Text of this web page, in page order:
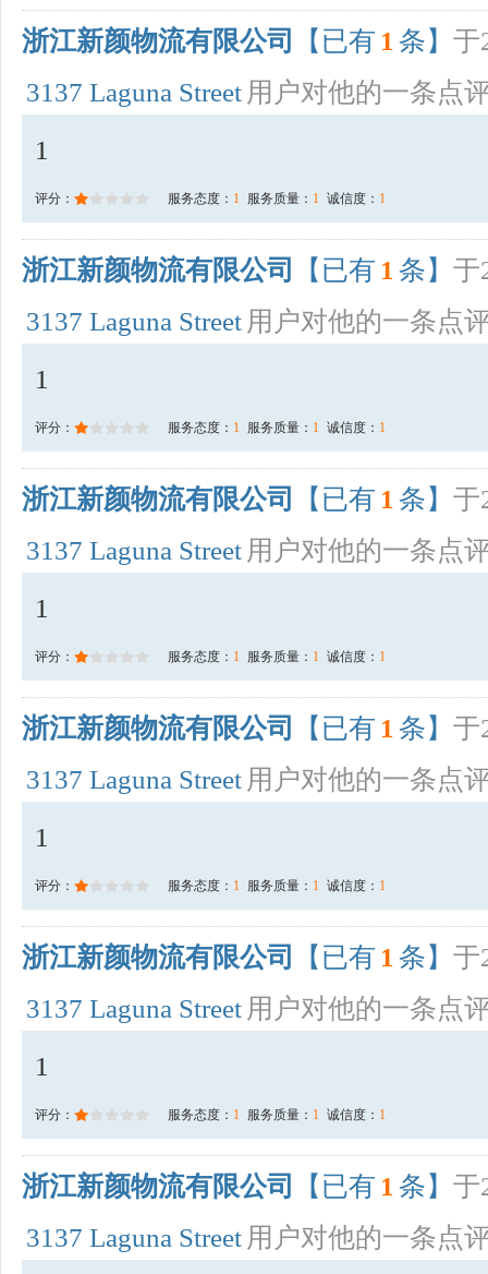
浙江新颜物流有限公司 【已有 1 条】 于
3137 Laguna Street 用户对他的一条点
1
评分： 服务态度： 1 服务质量： 1 诚信度： 1
浙江新颜物流有限公司 【已有 1 条】 于
3137 Laguna Street 用户对他的一条点
1
评分： 服务态度： 1 服务质量： 1 诚信度： 1
浙江新颜物流有限公司 【已有 1 条】 于
3137 Laguna Street 用户对他的一条点
1
评分： 服务态度： 1 服务质量： 1 诚信度： 1
浙江新颜物流有限公司 【已有 1 条】 于
3137 Laguna Street 用户对他的一条点
1
评分： 服务态度： 1 服务质量： 1 诚信度： 1
浙江新颜物流有限公司 【已有 1 条】 于
3137 Laguna Street 用户对他的一条点
1
评分： 服务态度： 1 服务质量： 1 诚信度： 1
浙江新颜物流有限公司 【已有 1 条】 于
3137 Laguna Street 用户对他的一条点